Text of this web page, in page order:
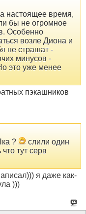
настоящее время,
бы не огромное
Особенно
возле Диона и
не страшат -
минусов -
это уже менее
пэкашников
?
слили один
тут серв
я даже как-
)))